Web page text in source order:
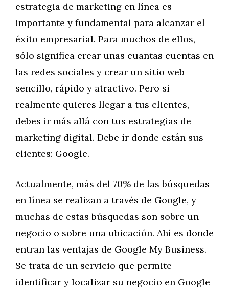
estrategia de marketing en línea es
importante y fundamental para alcanzar el
éxito empresarial. Para muchos de ellos,
sólo significa crear unas cuantas cuentas en
las redes sociales y crear un sitio web
sencillo, rápido y atractivo. Pero si
realmente quieres llegar a tus clientes,
debes ir más allá con tus estrategias de
marketing digital. Debe ir donde están sus
clientes: Google.
Actualmente, más del 70% de las búsquedas
en línea se realizan a través de Google, y
muchas de estas búsquedas son sobre un
negocio o sobre una ubicación. Ahí es donde
entran las ventajas de Google My Business.
Se trata de un servicio que permite
identificar y localizar su negocio en Google